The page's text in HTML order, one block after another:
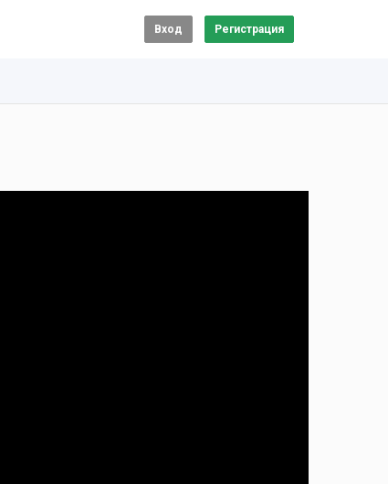
Вход Регистрация